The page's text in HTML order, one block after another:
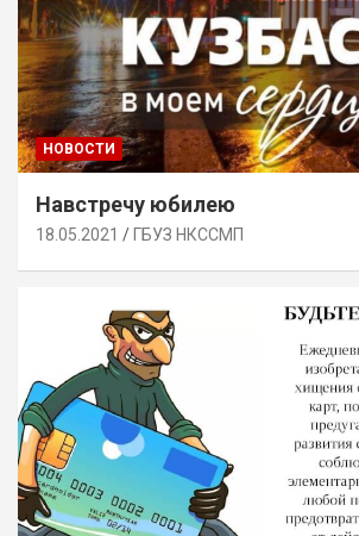
НОВОСТИ
Навстречу юбилею
18.05.2021 ГБУЗ НКССМП